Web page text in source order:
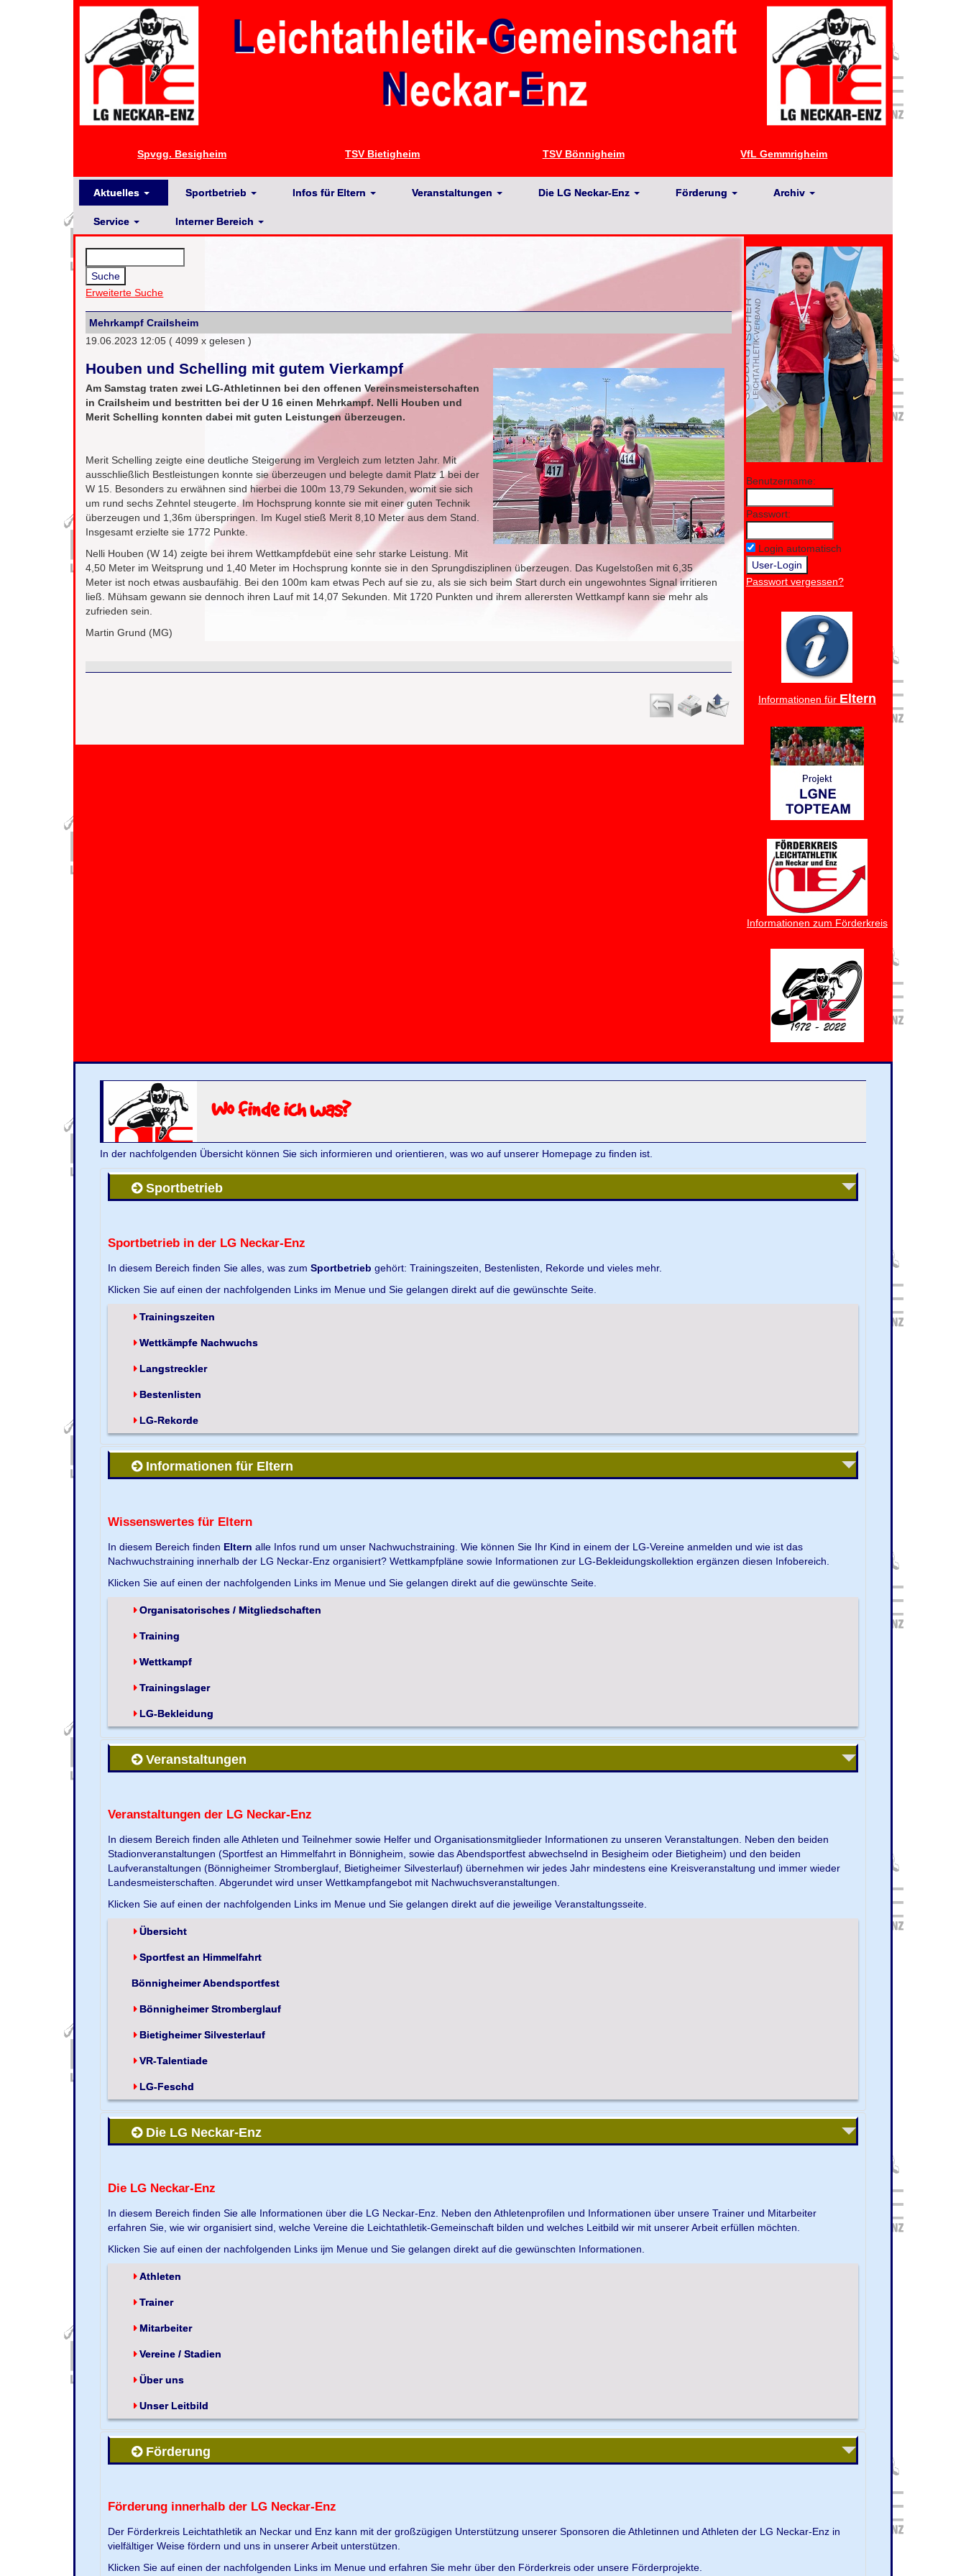
Spvgg. Besigheim TSV Bietigheim TSV Bönnigheim VfL Gemmrigheim
Aktuelles Sportbetrieb Infos für Eltern Veranstaltungen Die LG Neckar-Enz Förderung Archiv
Service Interner Bereich
Erweiterte Suche
Mehrkampf Crailsheim
19.06.2023 12:05 ( 4099 x gelesen )
Houben und Schelling mit gutem Vierkampf
Am Samstag traten zwei LG-Athletinnen bei den offenen Vereinsmeisterschaften
in Crailsheim und bestritten bei der U 16 einen Mehrkampf. Nelli Houben und
Merit Schelling konnten dabei mit guten Leistungen überzeugen.
Merit Schelling zeigte eine deutliche Steigerung im Vergleich zum letzten Jahr. Mit
ausschließlich Bestleistungen konnte sie überzeugen und belegte damit Platz 1 bei der
W 15. Besonders zu erwähnen sind hierbei die 100m 13,79 Sekunden, womit sie sich
um rund sechs Zehntel steugerte. Im Hochsprung konnte sie mit einer guten Technik
überzeugen und 1,36m überspringen. Im Kugel stieß Merit 8,10 Meter aus dem Stand.
Insgesamt erzielte sie 1772 Punkte.
Nelli Houben (W 14) zeigte bei ihrem Wettkampfdebüt eine sehr starke Leistung. Mit
4,50 Meter im Weitsprung und 1,40 Meter im Hochsprung konnte sie in den Sprungdisziplinen überzeugen. Das Kugelstoßen mit 6,35
Meter ist noch etwas ausbaufähig. Bei den 100m kam etwas Pech auf sie zu, als sie sich beim Start durch ein ungewohntes Signal irritieren
ließ. Mühsam gewann sie dennoch ihren Lauf mit 14,07 Sekunden. Mit 1720 Punkten und ihrem allerersten Wettkampf kann sie mehr als
zufrieden sein.
Martin Grund (MG)
Benutzername:
Passwort:
Login automatisch
Passwort vergessen?
Informationen für Eltern
Informationen zum Förderkreis
Wo finde ich was?
In der nachfolgenden Übersicht können Sie sich informieren und orientieren, was wo auf unserer Homepage zu finden ist.
Sportbetrieb
Sportbetrieb in der LG Neckar-Enz
In diesem Bereich finden Sie alles, was zumSportbetrieb gehört: Trainingszeiten, Bestenlisten, Rekorde und vieles mehr.
Klicken Sie auf einen der nachfolgenden Links im Menue und Sie gelangen direkt auf die gewünschte Seite.
Trainingszeiten
Wettkämpfe Nachwuchs
Langstreckler
Bestenlisten
LG-Rekorde
Informationen für Eltern
Wissenswertes für Eltern
In diesem Bereich finden Eltern alle Infos rund um unser Nachwuchstraining. Wie können Sie Ihr Kind in einem der LG-Vereine anmelden und wie ist das
Nachwuchstraining innerhalb der LG Neckar-Enz organisiert? Wettkampfpläne sowie Informationen zur LG-Bekleidungskollektion ergänzen diesen Infobereich.
Klicken Sie auf einen der nachfolgenden Links im Menue und Sie gelangen direkt auf die gewünschte Seite.
Organisatorisches / Mitgliedschaften
Training
Wettkampf
Trainingslager
LG-Bekleidung
Veranstaltungen
Veranstaltungen der LG Neckar-Enz
In diesem Bereich finden alle Athleten und Teilnehmer sowie Helfer und Organisationsmitglieder Informationen zu unseren Veranstaltungen. Neben den beiden
Stadionveranstaltungen (Sportfest an Himmelfahrt in Bönnigheim, sowie das Abendsportfest abwechselnd in Besigheim oder Bietigheim) und den beiden
Laufveranstaltungen (Bönnigheimer Stromberglauf, Bietigheimer Silvesterlauf) übernehmen wir jedes Jahr mindestens eine Kreisveranstaltung und immer wieder
Landesmeisterschaften. Abgerundet wird unser Wettkampfangebot mit Nachwuchsveranstaltungen.
Klicken Sie auf einen der nachfolgenden Links im Menue und Sie gelangen direkt auf die jeweilige Veranstaltungsseite.
Übersicht
Sportfest an Himmelfahrt
Bönnigheimer Abendsportfest
Bönnigheimer Stromberglauf
Bietigheimer Silvesterlauf
VR-Talentiade
LG-Feschd
Die LG Neckar-Enz
Die LG Neckar-Enz
In diesem Bereich finden Sie alle Informationen über die LG Neckar-Enz. Neben den Athletenprofilen und Informationen über unsere Trainer und Mitarbeiter
erfahren Sie, wie wir organisiert sind, welche Vereine die Leichtathletik-Gemeinschaft bilden und welches Leitbild wir mit unserer Arbeit erfüllen möchten.
Klicken Sie auf einen der nachfolgenden Links ijm Menue und Sie gelangen direkt auf die gewünschten Informationen.
Athleten
Trainer
Mitarbeiter
Vereine / Stadien
Über uns
Unser Leitbild
Förderung
Förderung innerhalb der LG Neckar-Enz
Der Förderkreis Leichtathletik an Neckar und Enz kann mit der großzügigen Unterstützung unserer Sponsoren die Athletinnen und Athleten der LG Neckar-Enz in
vielfältiger Weise fördern und uns in unserer Arbeit unterstützen.
Klicken Sie auf einen der nachfolgenden Links im Menue und erfahren Sie mehr über den Förderkreis oder unsere Förderprojekte.